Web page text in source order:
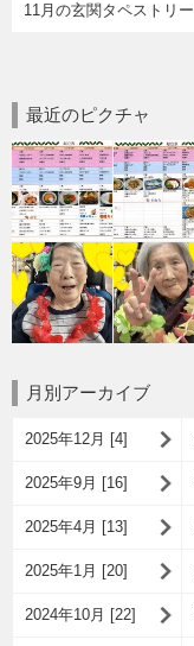
11月の玄関タペストリー
最近のピクチャ
月別アーカイブ
2025年12月 [4]
2025年9月 [16]
2025年4月 [13]
2025年1月 [20]
2024年10月 [22]